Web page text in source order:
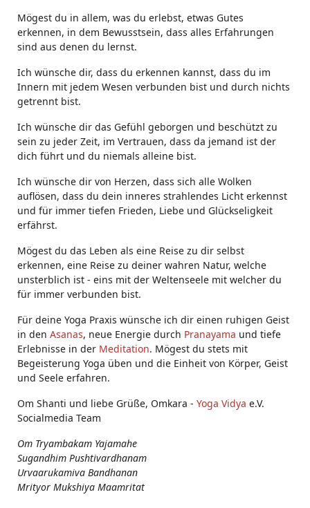
Mögest du in allem, was du erlebst, etwas Gutes
erkennen, in dem Bewusstsein, dass alles Erfahrungen
sind aus denen du lernst.
Ich wünsche dir, dass du erkennen kannst, dass du im
Innern mit jedem Wesen verbunden bist und durch nichts
getrennt bist.
Ich wünsche dir das Gefühl geborgen und beschützt zu
sein zu jeder Zeit, im Vertrauen, dass da jemand ist der
dich führt und du niemals alleine bist.
Ich wünsche dir von Herzen, dass sich alle Wolken
auflösen, dass du dein inneres strahlendes Licht erkennst
und für immer tiefen Frieden, Liebe und Glückseligkeit
erfährst.
Mögest du das Leben als eine Reise zu dir selbst
erkennen, eine Reise zu deiner wahren Natur, welche
unsterblich ist - eins mit der Weltenseele mit welcher du
für immer verbunden bist.
Für deine Yoga Praxis wünsche ich dir einen ruhigen Geist
in den Asanas, neue Energie durch Pranayama und tiefe
Erlebnisse in der Meditation. Mögest du stets mit
Begeisterung Yoga üben und die Einheit von Körper, Geist
und Seele erfahren.
Om Shanti und liebe Grüße, Omkara - Yoga Vidya e.V.
Socialmedia Team
Om Tryambakam Yajamahe
Sugandhim Pushtivardhanam
Urvaarukamiva Bandhanan
Mrityor Mukshiya Maamritat